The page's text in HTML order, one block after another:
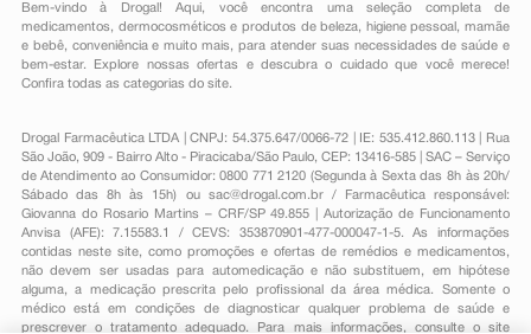
Bem-vindo à Drogal! Aqui, você encontra uma seleção completa de
medicamentos , dermocosméticos e produtos de beleza, higiene pessoal ,mamãe
e bebê, conveniênciae muito mais, para atender suas necessidades de saúde e
bem-estar. Explore nossas ofertas e descubra o cuidado que você merece!
Confira todas as categorias do site.
Drogal Farmacêutica LTDA | CNPJ: 54.375.647/0066-72 | IE: 535.412.860.113 | Rua
São João, 909 - Bairro Alto - Piracicaba/São Paulo, CEP: 13416-585 | SAC – Serviço
de Atendimento ao Consumidor: 0800 771 2120 (Segunda à Sexta das 8h às 20h/
Sábado das 8h às 15h) ou sac@drogal.com.br/ Farmacêutica responsável:
Giovanna do Rosario Martins – CRF/SP 49.855 | Autorização de Funcionamento
Anvisa (AFE): 7.15583.1 / CEVS: 353870901-477-000047-1-5. As informações
contidas neste site, como promoções e ofertas de remédios e medicamentos,
não devem ser usadas para automedicação e não substituem, em hipótese
alguma, a medicação prescrita pelo profissional da área médica. Somente o
médico está em condições de diagnosticar qualquer problema de saúde e
prescrever o tratamento adequado. Para mais informações, consulte o site